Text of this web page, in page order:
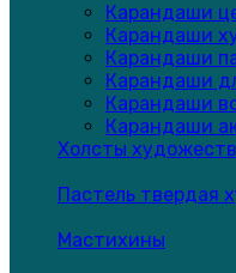
Карандаши
Карандаши
Карандаши
Карандаши
Карандаши
Карандаши
Холсты
Пастель твердая
Мастихины